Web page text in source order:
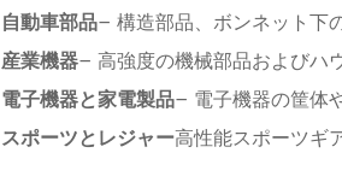
自動車部品– 構造部品、ボンネット下
産業機器– 高強度の機械部品およびハ
電子機器と家電製品– 電子機器の筐体
スポーツとレジャー高性能スポーツギ